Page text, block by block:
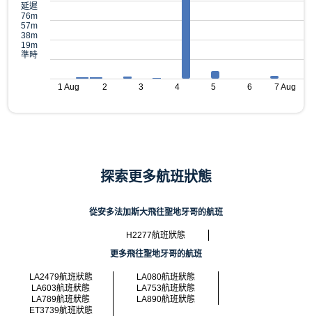
延遲
76m
57m
38m
19m
準時
1 Aug 2 3 4 5 6 7 Aug
探索更多航班狀態
從安多法加斯大飛往聖地牙哥的航班
H2277航班狀態
更多飛往聖地牙哥的航班
LA2479航班狀態
LA080航班狀態
LA603航班狀態
LA753航班狀態
LA789航班狀態
LA890航班狀態
ET3739航班狀態